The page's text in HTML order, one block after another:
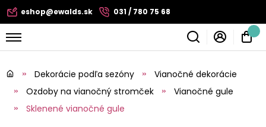
eshop@ewalds.sk 031 / 780 75 68
Dekorácie podľa sezóny
Vianočné dekorácie
Ozdoby na vianočný stromček
Vianočné gule
Sklenené vianočné gule